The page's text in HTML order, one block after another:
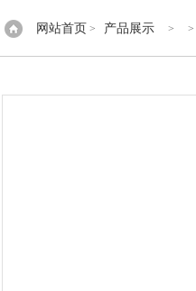
网站首页 > 产品展示 > >